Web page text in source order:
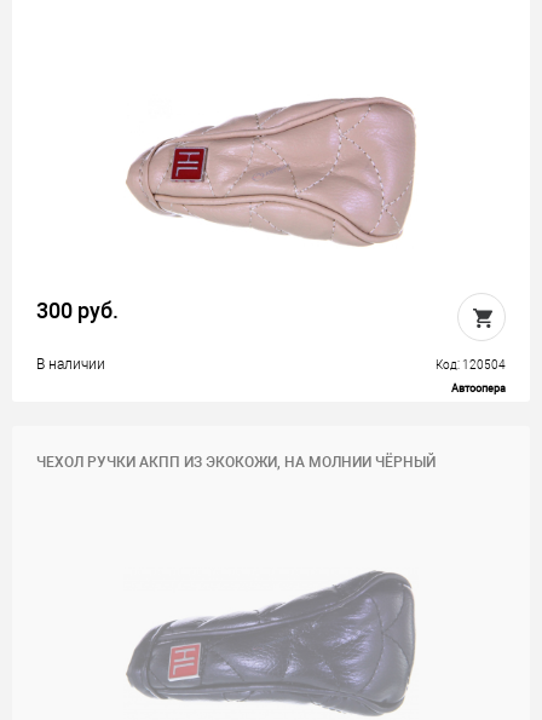
300 руб.
В наличии Код: 120504
Автоопера
ЧЕХОЛ РУЧКИ АКПП ИЗ ЭКОКОЖИ, НА МОЛНИИ ЧЁРНЫЙ